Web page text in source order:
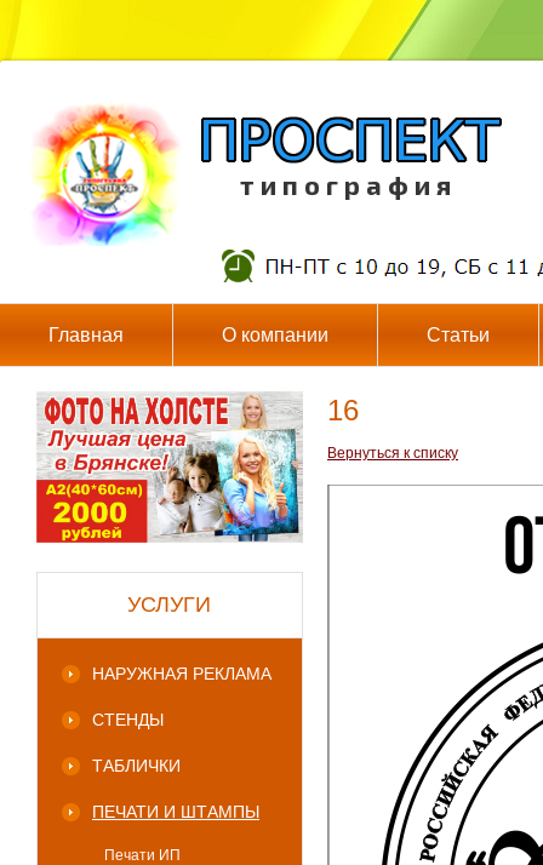
т и п о г р а ф и я
Главная О компании Статьи
УСЛУГИ
НАРУЖНАЯ РЕКЛАМА
СТЕНДЫ
ТАБЛИЧКИ
ПЕЧАТИ И ШТАМПЫ
Печати ИП
16
Вернуться к списку